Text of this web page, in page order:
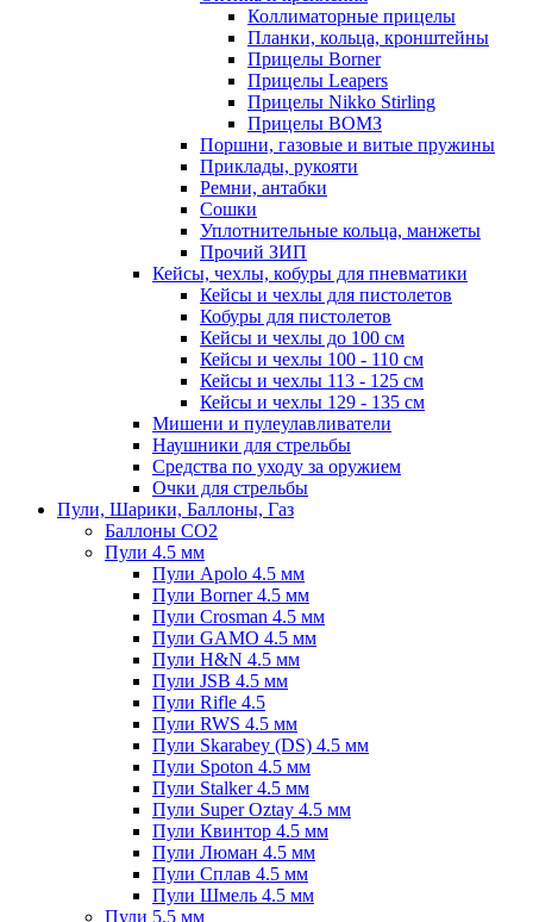
Коллиматорные прицелы
Планки, кольца, кронштейны
Прицелы Borner
Прицелы Leapers
Прицелы Nikko Stirling
Прицелы ВОМЗ
Поршни, газовые и витые пружины
Приклады, рукояти
Ремни, антабки
Сошки
Уплотнительные кольца, манжеты
Прочий ЗИП
Кейсы, чехлы, кобуры для пневматики
Кейсы и чехлы для пистолетов
Кобуры для пистолетов
Кейсы и чехлы до 100 см
Кейсы и чехлы 100 - 110 см
Кейсы и чехлы 113 - 125 см
Кейсы и чехлы 129 - 135 см
Мишени и пулеулавливатели
Наушники для стрельбы
Средства по уходу за оружием
Очки для стрельбы
Пули, Шарики, Баллоны, Газ
Баллоны CO2
Пули 4.5 мм
Пули Apolo 4.5 мм
Пули Borner 4.5 мм
Пули Crosman 4.5 мм
Пули GAMO 4.5 мм
Пули H&N 4.5 мм
Пули JSB 4.5 мм
Пули Rifle 4.5
Пули RWS 4.5 мм
Пули Skarabey (DS) 4.5 мм
Пули Spoton 4.5 мм
Пули Stalker 4.5 мм
Пули Super Oztay 4.5 мм
Пули Квинтор 4.5 мм
Пули Люман 4.5 мм
Пули Сплав 4.5 мм
Пули Шмель 4.5 мм
Пули 5.5 мм